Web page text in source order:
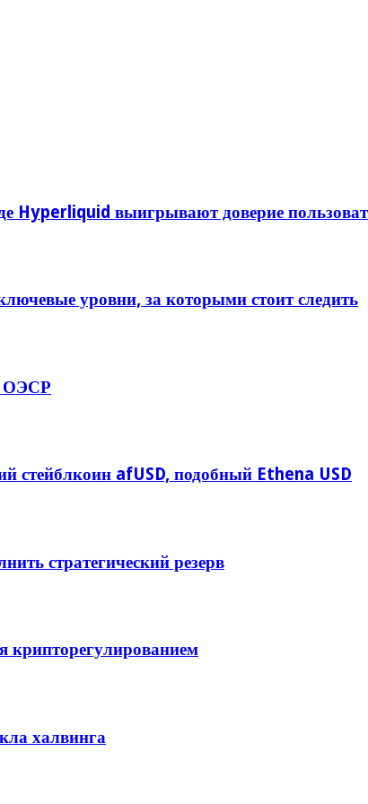
Hyperliquid выигрывают доверие
уровни, за которыми стоит следить
ОЭСР
стейблкоин afUSD, подобный Ethena USD
стратегический резерв
крипторегулированием
халвинга